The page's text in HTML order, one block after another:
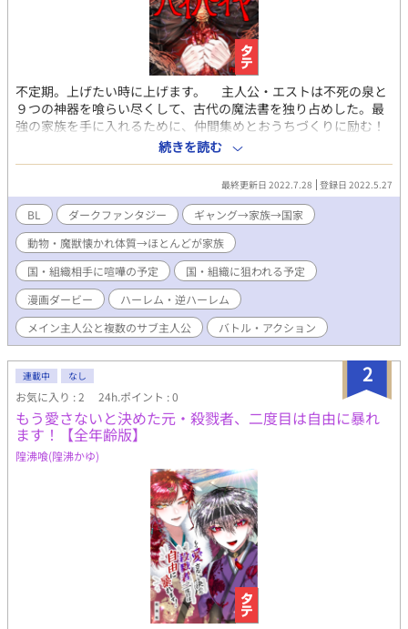
不定期。上げたい時に上げます。 主人公・エストは不死の泉と
９つの神器を喰らい尽くして、古代の魔法書を独り占めした。最
強の家族を手に入れるために、仲間集めとおうちづくりに励む！
動物・魔獣達と過ごす暮らしはいいなぁ。 ※更新不定期 【シリ
アス要素あり/暴力・残酷な描写あり/チート/主人公最強/主人公愛
され/仲間最強/家族最強/美少年/おにショタ ありがとうございま
す。記念、記録。 R18 BL ランキング7位（2022/5/27 17:27）
R18 BL ランキング1位（2022/5/27 18:42） R18 BL ランキング1
位（2022/5/28 9:17） R18 BL ランキング1位（2022/6/23
11:31） R18 BL ランキング1位（2022/6/24 5:23）
続きを読む
最終更新日 2022.7.28 登録日 2022.5.27
BL ダークファンタジー
ギャング→家族→国家
動物・魔獣懐かれ体質→ほとんどが家族
国・組織相手に喧嘩の予定
国・組織に狙われる予定
漫画ダービー
ハーレム・逆ハーレム
メイン主人公と複数のサブ主人公
バトル・アクション
2
連載中 なし
お気に入り : 2 24h.ポイント : 0
もう愛さないと決めた元・殺戮者、二度目は自由に暴れ
ます！【全年齢版】
隍沸喰(隍沸かゆ)